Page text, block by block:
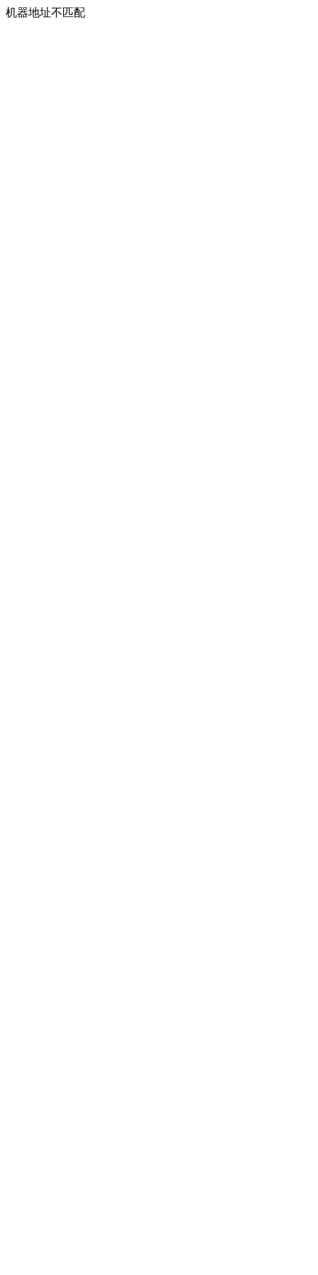
机器地址不匹配